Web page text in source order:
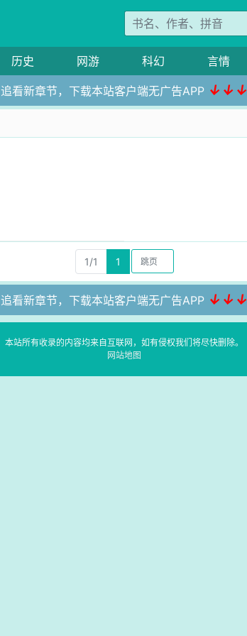
历史 网游 科幻 言情
追看新章节，下载本站客户端无广告APP ↓↓↓
1/1 1
追看新章节，下载本站客户端无广告APP ↓↓↓
本站所有收录的内容均来自互联网，如有侵权我们将尽快删除。
网站地图